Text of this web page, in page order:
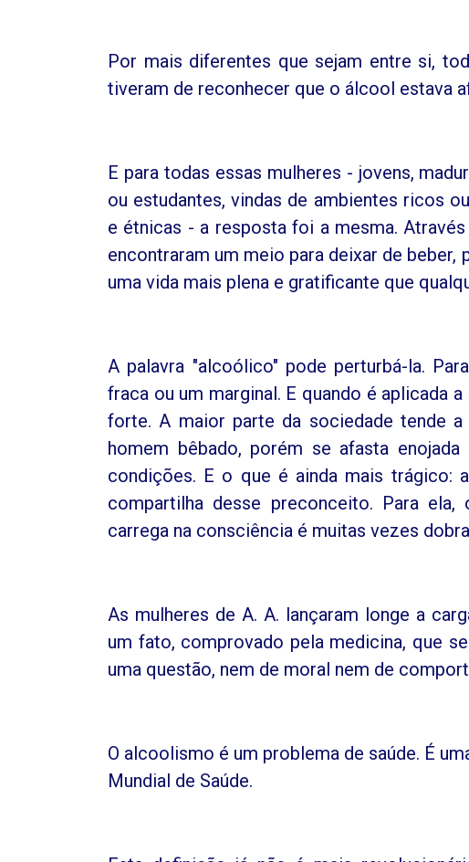
Por mais diferentes que sejam entre si,
tiveram de reconhecer que o álcool estava
E para todas essas mulheres - jovens,
ou estudantes, vindas de ambientes ricos
e étnicas - a resposta foi a mesma.
encontraram um meio para deixar de
uma vida mais plena e gratificante que
A palavra "alcoólico" pode perturbá-la.
fraca ou um marginal. E quando é aplicada
forte. A maior parte da sociedade tende
homem bêbado, porém se afasta
condições. E o que é ainda mais trágico:
compartilha desse preconceito. Para
carrega na consciência é muitas vezes
As mulheres de A. A. lançaram longe a
um fato, comprovado pela medicina, que
uma questão, nem de moral nem de
O alcoolismo é um problema de saúde. É
Mundial de Saúde.